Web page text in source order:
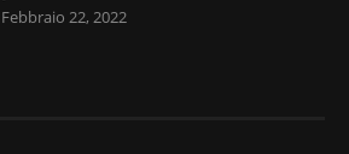
Febbraio 22, 2022